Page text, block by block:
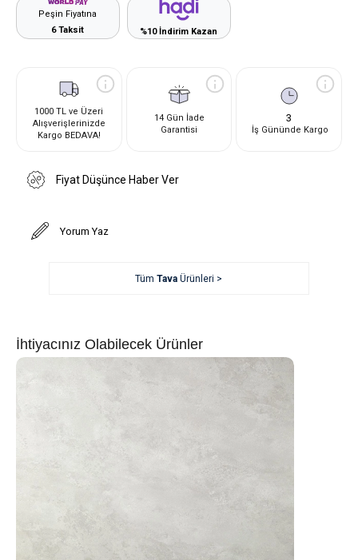
Peşin Fiyatına
6 Taksit
%10 İndirim Kazan
1000 TL ve Üzeri
Alışverişlerinizde
Kargo BEDAVA!
14 Gün İade
Garantisi
3
İş Gününde Kargo
Fiyat Düşünce Haber Ver
Yorum Yaz
TümTava Ürünleri >
İhtiyacınız Olabilecek Ürünler